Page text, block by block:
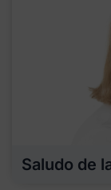
Saludo de